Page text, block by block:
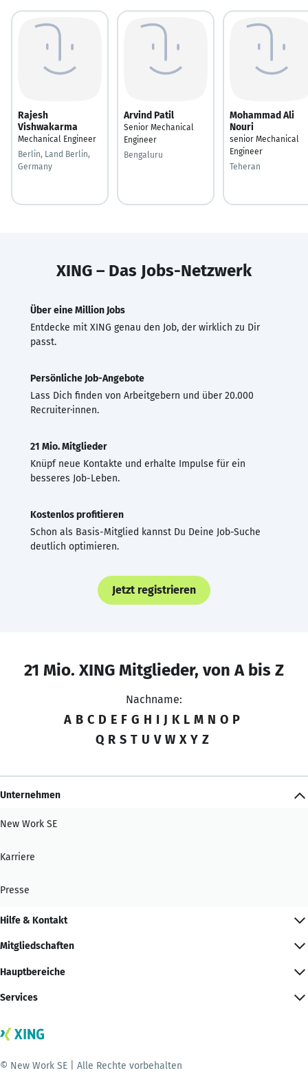
Rajesh
Vishwakarma
Mechanical Engineer
Berlin, Land Berlin,
Germany
Arvind Patil
Senior Mechanical
Engineer
Bengaluru
Mohammad Ali
Nouri
senior Mechanical
Engineer
Teheran
XING – Das Jobs-Netzwerk
Über eine Million Jobs
Entdecke mit XING genau den Job, der wirklich zu Dir
passt.
Persönliche Job-Angebote
Lass Dich finden von Arbeitgebern und über 20.000
Recruiter·innen.
21 Mio. Mitglieder
Knüpf neue Kontakte und erhalte Impulse für ein
besseres Job-Leben.
Kostenlos profitieren
Schon als Basis-Mitglied kannst Du Deine Job-Suche
deutlich optimieren.
Jetzt registrieren
21 Mio. XING Mitglieder, von A bis Z
Nachname:
A B C D E F G H I J K L M N O P
Q R S T U V W X Y Z
Unternehmen
New Work SE
Karriere
Presse
Hilfe & Kontakt
Mitgliedschaften
Hauptbereiche
Services
© New Work SE | Alle Rechte vorbehalten